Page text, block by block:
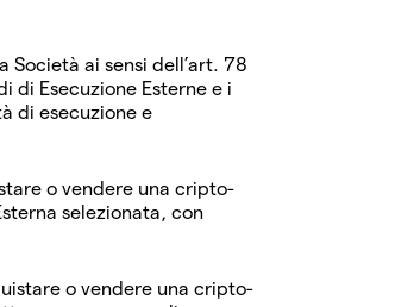
Società ai sensi dell’art. 78
di Esecuzione Esterne e i
di esecuzione e
o vendere una cripto-
selezionata, con
o vendere una cripto-